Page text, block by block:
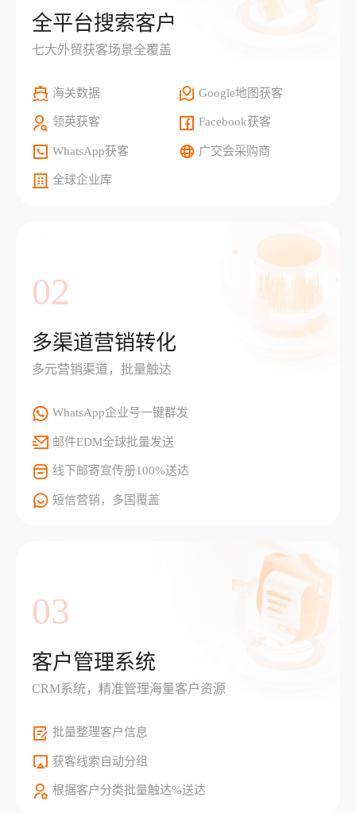
全平台搜索客户
七大外贸获客场景全覆盖
海关数据 Google地图获客
领英获客 Facebook获客
WhatsApp获客 广交会采购商
全球企业库
02
多渠道营销转化
多元营销渠道，批量触达
WhatsApp企业号一键群发
邮件EDM全球批量发送
线下邮寄宣传册100%送达
短信营销，多国覆盖
03
客户管理系统
CRM系统，精准管理海量客户资源
批量整理客户信息
获客线索自动分组
根据客户分类批量触达%送达